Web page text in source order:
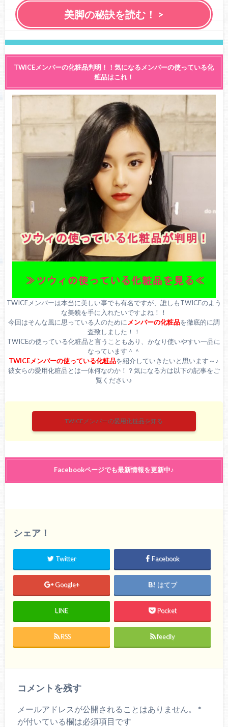
美脚の秘訣を読む！ >
TWICEメンバーの化粧品判明！！気になるメンバーの使っている化
粧品はこれ！
TWICEメンバーは本当に美しい事でも有名ですが、誰しもTWICEのよう
な美貌を手に入れたいですよね！！
今回はそんな風に思っている人のために メンバーの化粧品を徹底的に調
査致しました！！
TWICEの使っている化粧品と言うこともあり、かなり使いやすい一品に
なっています＾＾
TWICEメンバーの使っている化粧品を紹介していきたいと思います～♪
彼女らの愛用化粧品とは一体何なのか！？気になる方は以下の記事をご
覧ください♪
TWICEメンバーの愛用化粧品を知る
Facebookページでも最新情報を更新中♪
シェア！
Twitter Facebook
Google+ はてブ
LINE Pocket
RSS feedly
コメントを残す
メールアドレスが公開されることはありません。
*
が付いている欄は必須項目です